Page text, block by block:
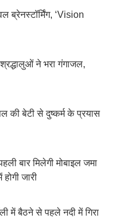
ब्रेनस्टॉर्मिंग, ‘Vision
ने भरा गंगाजल,
की बेटी से दुष्कर्म के प्रयास
बार मिलेगी मोबाइल जमा
जारी
में बैठने से पहले नदी में गिरा